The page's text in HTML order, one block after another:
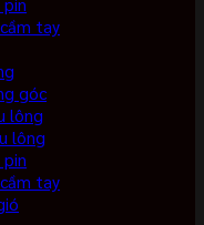
pin
tay
góc
lông
lông
pin
tay